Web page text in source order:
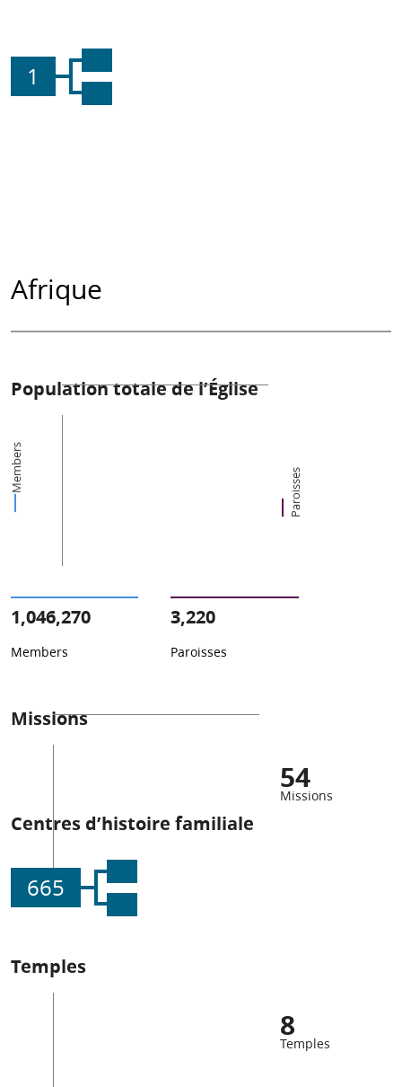
1
Afrique
Population totale de l’Église
Members Paroisses
1,046,270
Members
3,220
Paroisses
Missions
54
Missions
Centres d’histoire familiale
665
Temples
8
Temples